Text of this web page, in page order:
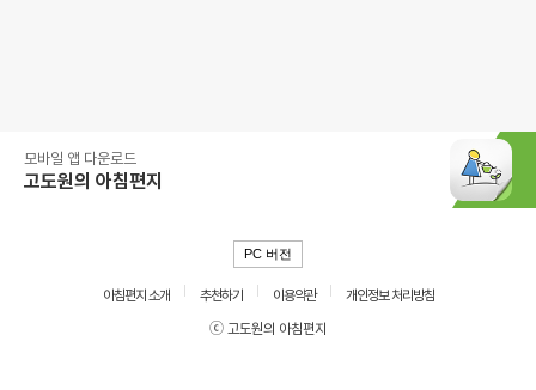
모바일 앱 다운로드
고도원의 아침편지
PC 버전
아침편지 소개 추천하기 이용약관
개인정보 처리방침
ⓒ 고도원의 아침편지